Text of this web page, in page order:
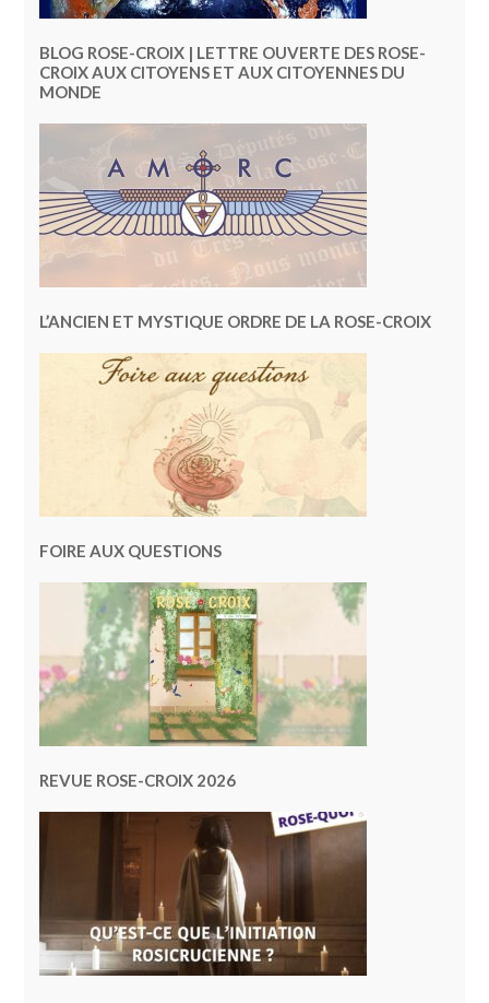
BLOG ROSE-CROIX | LETTRE OUVERTE DES ROSE-
CROIX AUX CITOYENS ET AUX CITOYENNES DU
MONDE
L’ANCIEN ET MYSTIQUE ORDRE DE LA ROSE-CROIX
FOIRE AUX QUESTIONS
REVUE ROSE-CROIX 2026